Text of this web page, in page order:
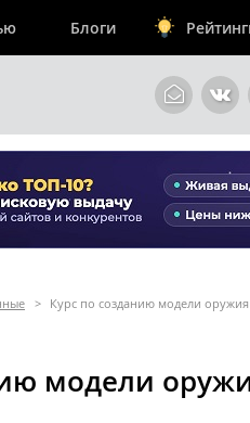
Блоги
> Курс по созданию модели оружия
модели